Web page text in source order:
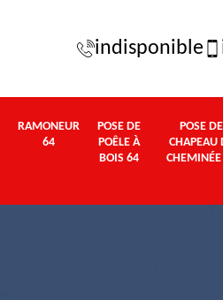
indisponible
RAMONEUR
64
POSE DE
POÊLE À
BOIS 64
POSE DE
CHAPEAU